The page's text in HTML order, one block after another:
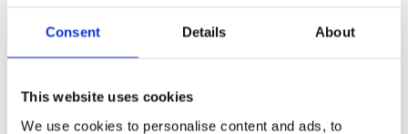
Consent Details About
This website uses cookies
We use cookies to personalise content and ads, to
Funkčný tréning
spojenie funkčnosti pohybu, sily, kondície, zábavy a je
40 €